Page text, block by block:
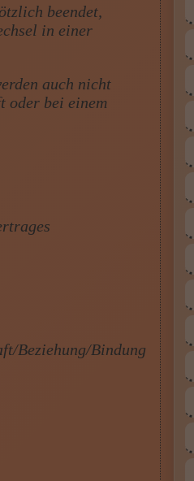
beendet,
in einer
auch nicht
oder bei einem
Beziehung/Bindung